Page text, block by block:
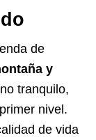
de
y
tranquilo,
nivel.
de vida